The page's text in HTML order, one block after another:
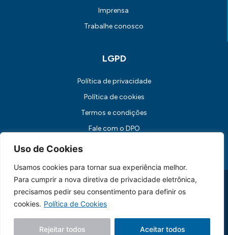
Uso de Cookies
Usamos cookies para tornar sua experiência melhor.
Para cumprir a nova diretiva de privacidade eletrônica,
precisamos pedir seu consentimento para definir os
cookies. Política de Cookies
Rejeitar todos Aceitar todos
Imprensa
Trabalhe conosco
LGPD
Política de privacidade
Política de cookies
Termos e condições
Fale com o DPO
Canal de Comunicação com os Titulares dos Dados
Universidade FUMEC: Rua Cobre, 200 Bairro Cruzeiro CEP: 30.310-
190 Belo Horizonte / MG
CNPJ: 17.253.253/0001-70
Feito essencialmente porLebbe.